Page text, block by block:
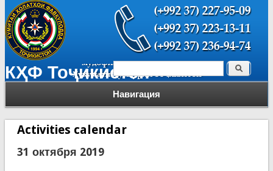
КҲФ Тоҷикистон
Навигация
Форма поиска Поиск
Activities calendar
31 октября 2019